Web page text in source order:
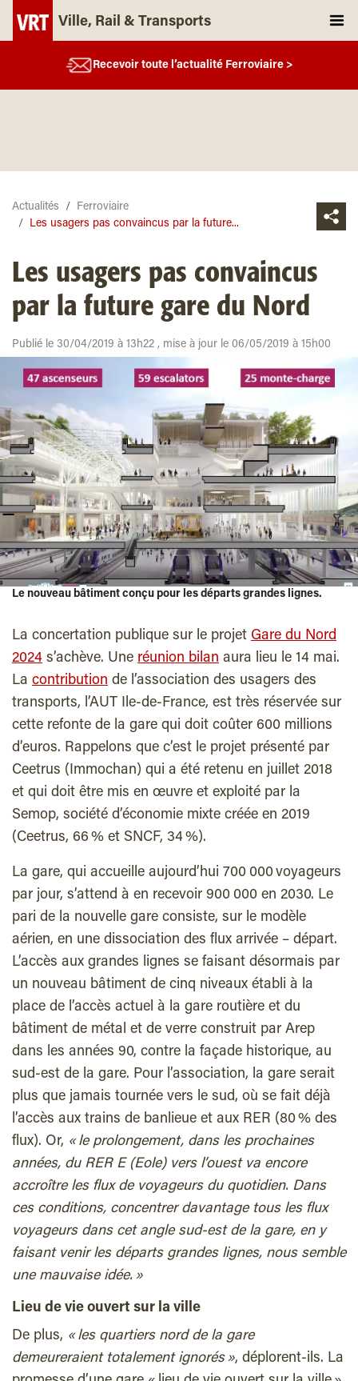
Ville, Rail & Transports
Recevoir toute l’actualité Ferroviaire >
Actualités
Ferroviaire
Les usagers pas convaincus par la future...
Les usagers pas convaincus
par la future gare du Nord
Publié le 30/04/2019 à 13h22 , mise à jour le 06/05/2019 à 15h00
Le nouveau bâtiment conçu pour les départs grandes lignes.
La concertation publique sur le projet Gare du Nord
2024 s’achève. Une réunion bilan aura lieu le 14 mai.
La contribution de l’association des usagers des
transports, l’AUT Ile-de-France, est très réservée sur
cette refonte de la gare qui doit coûter 600 millions
d’euros. Rappelons que c’est le projet présenté par
Ceetrus (Immochan) qui a été retenu en juillet 2018
et qui doit être mis en œuvre et exploité par la
Semop, société d’économie mixte créée en 2019
(Ceetrus, 66 % et SNCF, 34 %).
La gare, qui accueille aujourd’hui 700 000 voyageurs
par jour, s’attend à en recevoir 900 000 en 2030. Le
pari de la nouvelle gare consiste, sur le modèle
aérien, en une dissociation des flux arrivée – départ.
L’accès aux grandes lignes se faisant désormais par
un nouveau bâtiment de cinq niveaux établi à la
place de l’accès actuel à la gare routière et du
bâtiment de métal et de verre construit par Arep
dans les années 90, contre la façade historique, au
sud-est de la gare. Pour l’association, la gare serait
plus que jamais tournée vers le sud, où se fait déjà
l’accès aux trains de banlieue et aux RER (80 % des
flux). Or, « le prolongement, dans les prochaines
années, du RER E (Eole) vers l’ouest va encore
accroître les flux de voyageurs du quotidien. Dans
ces conditions, concentrer davantage tous les flux
voyageurs dans cet angle sud-est de la gare, en y
faisant venir les départs grandes lignes, nous semble
une mauvaise idée. »
Lieu de vie ouvert sur la ville
De plus, « les quartiers nord de la gare
demeureraient totalement ignorés », déplorent-ils. La